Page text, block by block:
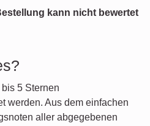
kann nicht bewertet
5 Sternen
werden. Aus dem einfachen
aller abgegebenen